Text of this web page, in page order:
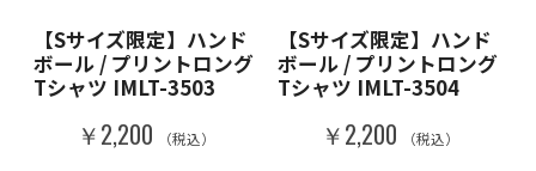
【Sサイズ限定】ハンド
ボール / プリントロング
Tシャツ IMLT-3503
￥2,200 （税込）
【Sサイズ限定】ハンド
ボール / プリントロング
Tシャツ IMLT-3504
￥2,200 （税込）